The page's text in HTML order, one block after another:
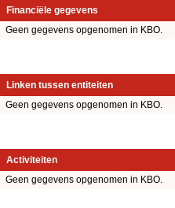
Financiële gegevens
Geen gegevens opgenomen in KBO.
Linken tussen entiteiten
Geen gegevens opgenomen in KBO.
Activiteiten
Geen gegevens opgenomen in KBO.